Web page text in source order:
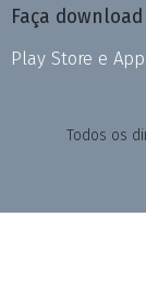
Faça
Play Store e
Todos os